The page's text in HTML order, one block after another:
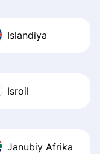
Islandiya
Isroil
Janubiy Afrika